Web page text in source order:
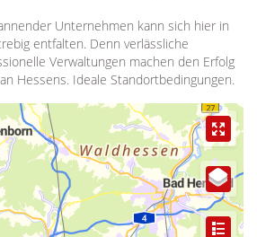
Unternehmen kann sich hier in
entfalten. Denn verlässliche
Verwaltungen machen den Erfolg
Hessens. Ideale Standortbedingungen.